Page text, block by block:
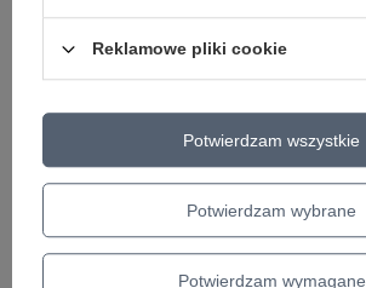
Ciekawostki do gitary
Reklamowe pliki cookie
Potwierdzam wybrane
Potwierdzam wymagane
Potwierdzam wszystkie